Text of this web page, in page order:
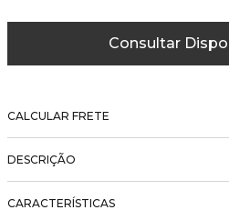
Consultar
CALCULAR FRETE
DESCRIÇÃO
CARACTERÍSTICAS